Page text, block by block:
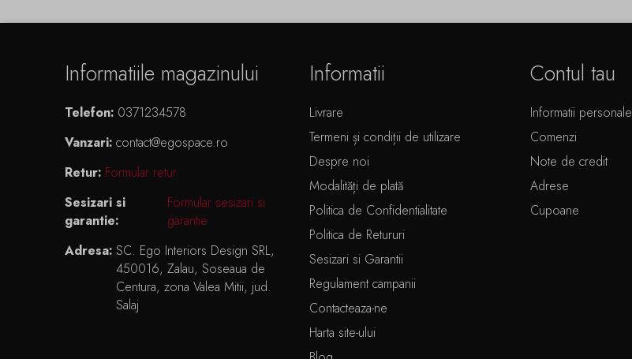
Informatiile magazinului
Telefon: 0371234578
Vanzari: contact@egospace.ro
Retur: Formular retur
Sesizari si
garantie:
Formular sesizari si
garantie
Adresa: SC. Ego Interiors Design SRL,
450016, Zalau, Soseaua de
Centura, zona Valea Mitii, jud.
Salaj
Informatii
Livrare
Termeni și condiții de utilizare
Despre noi
Modalități de plată
Politica de Confidentialitate
Politica de Retururi
Sesizari si Garantii
Regulament campanii
Contacteaza-ne
Harta site-ului
Contul tau
Informatii personale
Comenzi
Note de credit
Adrese
Cupoane